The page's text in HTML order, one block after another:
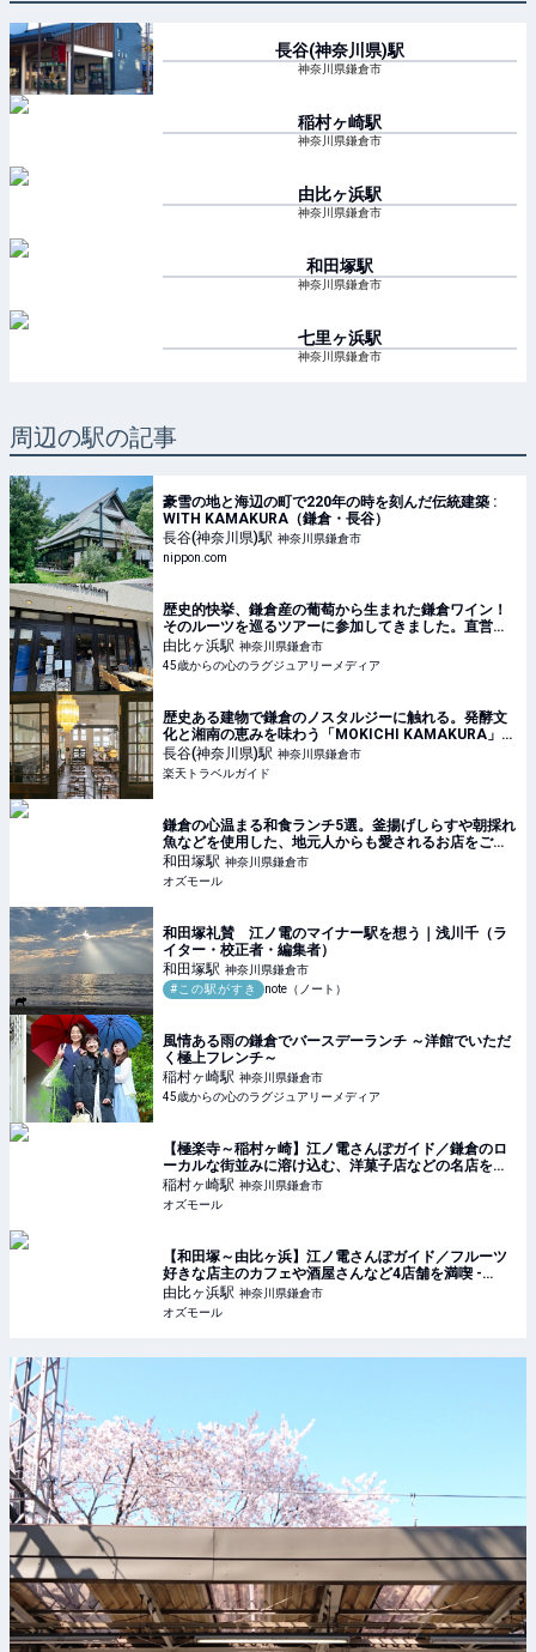
長谷(神奈川県)駅
神奈川県鎌倉市
稲村ヶ崎駅
神奈川県鎌倉市
由比ヶ浜駅
神奈川県鎌倉市
和田塚駅
神奈川県鎌倉市
七里ヶ浜駅
神奈川県鎌倉市
周辺の駅の記事
豪雪の地と海辺の町で220年の時を刻んだ伝統建築 :
WITH KAMAKURA（鎌倉・長谷）
長谷(神奈川県)駅 神奈川県鎌倉市
nippon.com
歴史的快挙、鎌倉産の葡萄から生まれた鎌倉ワイン！
そのルーツを巡るツアーに参加してきました。直営の
葡萄畑巡りやカフェKAMAKURA WINERYで、ワイン
に合わせて、ランチ、デザートを楽しんで来まし
由比ヶ浜駅 神奈川県鎌倉市
45歳からの心のラグジュアリーメディア
歴史ある建物で鎌倉のノスタルジーに触れる。発酵文
化と湘南の恵みを味わう「MOKICHI KAMAKURA」
【楽天トラベル】
長谷(神奈川県)駅 神奈川県鎌倉市
楽天トラベルガイド
鎌倉の心温まる和食ランチ5選。釜揚げしらすや朝採れ
魚などを使用した、地元人からも愛されるお店をご紹
介 - OZmall
和田塚駅 神奈川県鎌倉市
オズモール
和田塚礼賛 江ノ電のマイナー駅を想う｜浅川千（ラ
イター・校正者・編集者）
和田塚駅 神奈川県鎌倉市
#この駅がすき
note（ノート）
風情ある雨の鎌倉でバースデーランチ ～洋館でいただ
く極上フレンチ～
稲村ヶ崎駅 神奈川県鎌倉市
45歳からの心のラグジュアリーメディア
【極楽寺～稲村ヶ崎】江ノ電さんぽガイド／鎌倉のロ
ーカルな街並みに溶け込む、洋菓子店などの名店を発
見 - OZmall
稲村ヶ崎駅 神奈川県鎌倉市
オズモール
【和田塚～由比ヶ浜】江ノ電さんぽガイド／フルーツ
好きな店主のカフェや酒屋さんなど4店舗を満喫 -
OZmall
由比ヶ浜駅 神奈川県鎌倉市
オズモール